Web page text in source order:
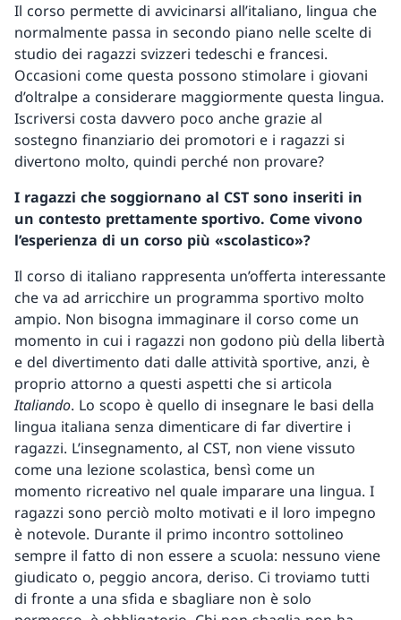
Il corso permette di avvicinarsi all’italiano, lingua che
normalmente passa in secondo piano nelle scelte di
studio dei ragazzi svizzeri tedeschi e francesi.
Occasioni come questa possono stimolare i giovani
d’oltralpe a considerare maggiormente questa lingua.
Iscriversi costa davvero poco anche grazie al
sostegno finanziario dei promotori e i ragazzi si
divertono molto, quindi perché non provare?
I ragazzi che soggiornano al CST sono inseriti in
un contesto prettamente sportivo. Come vivono
l’esperienza di un corso più «scolastico»?
Il corso di italiano rappresenta un’offerta interessante
che va ad arricchire un programma sportivo molto
ampio. Non bisogna immaginare il corso come un
momento in cui i ragazzi non godono più della libertà
e del divertimento dati dalle attività sportive, anzi, è
proprio attorno a questi aspetti che si articola
Italiando. Lo scopo è quello di insegnare le basi della
lingua italiana senza dimenticare di far divertire i
ragazzi. L’insegnamento, al CST, non viene vissuto
come una lezione scolastica, bensì come un
momento ricreativo nel quale imparare una lingua. I
ragazzi sono perciò molto motivati e il loro impegno
è notevole. Durante il primo incontro sottolineo
sempre il fatto di non essere a scuola: nessuno viene
giudicato o, peggio ancora, deriso. Ci troviamo tutti
di fronte a una sfida e sbagliare non è solo